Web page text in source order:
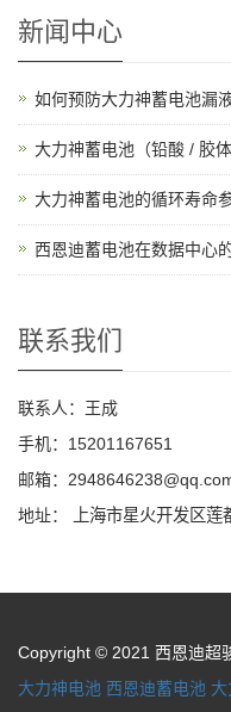
新闻中心
如何预防大力神蓄电池漏液
大力神蓄电池（铅酸 / 胶
大力神蓄电池的循环寿命
西恩迪蓄电池在数据中心
联系我们
联系人：王成
手机：15201167651
邮箱：
地址：
上海市星火开发区莲
Copyright © 2021 西恩迪超
大力神电池 西恩迪蓄电池